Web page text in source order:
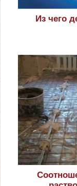
Из чего